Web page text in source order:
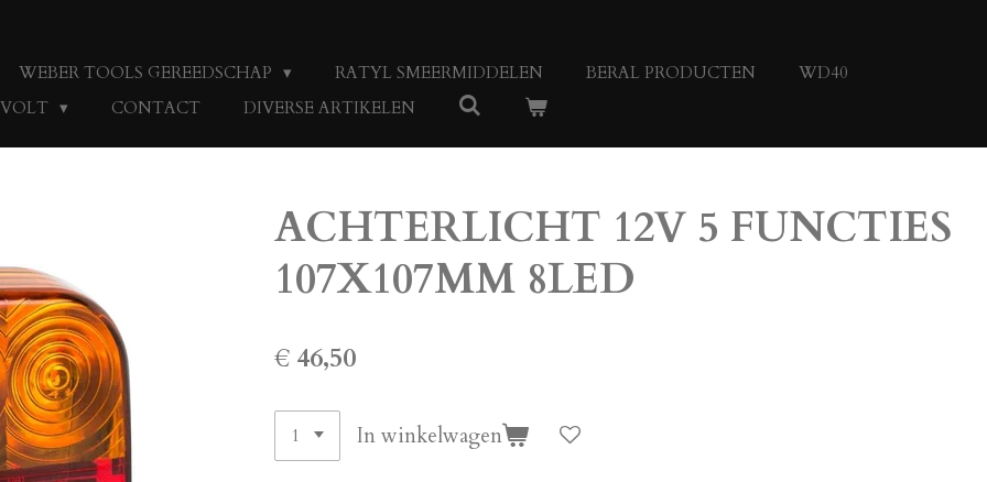
WEBER TOOLS GEREEDSCHAP RATYL SMEERMIDDELEN BERAL PRODUCTEN
WD40
CONTACT DIVERSE ARTIKELEN
ACHTERLICHT 12V 5 FUNCTIES
107X107MM 8LED
€ 46,50
In winkelwagen